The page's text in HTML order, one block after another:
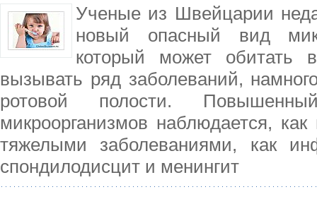
Ученые из Швейцарии
новый опасный вид
который может обитать
вызывать ряд заболеваний,
ротовой полости.
микроорганизмов наблюдается,
тяжелыми заболеваниями, как
спондилодисцит и менингит